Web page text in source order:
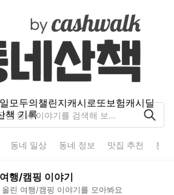
모두의챌린지캐시로또보험캐시딜
책 기록
동네 일상 동네 정보 맛집 추천 분
여행/캠핑 이야기
린 여행/캠핑 이야기를 모아봐요